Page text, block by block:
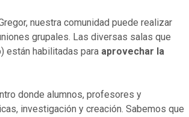
nuestra comunidad puede realizar
grupales. Las diversas salas que
están habilitadas para aprovechar la
donde alumnos, profesores y
investigación y creación. Sabemos que